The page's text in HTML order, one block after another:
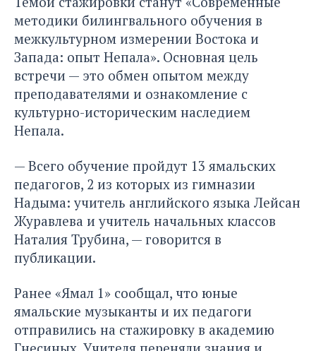
методики билингвального обучения в
межкультурном измерении Востока и
Запада: опыт Непала». Основная цель
встречи — это обмен опытом между
преподавателями и ознакомление с
культурно-историческим наследием
Непала.
— Всего обучение пройдут 13 ямальских
педагогов, 2 из которых из гимназии
Надыма: учитель английского языка Лейсан
Журавлева и учитель начальных классов
Наталия Трубина, — говорится в
публикации.
Ранее «Ямал 1» сообщал, что юные
ямальские музыканты и их педагоги
отправились на стажировку в академию